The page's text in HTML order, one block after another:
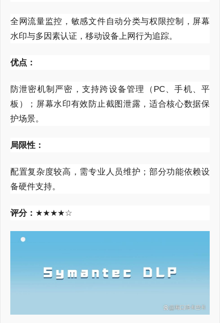
全网流量监控，敏感文件自动分类与权限控制，屏幕
水印与多因素认证，移动设备上网行为追踪。
优点：
防泄密机制严密，支持跨设备管理（ PC、手机、平
板）；屏幕水印有效防止截图泄露，适合核心数据保
护场景。
局限性：
配置复杂度较高，需专业人员维护；部分功能依赖设
备硬件支持。
评分： ★★★★☆